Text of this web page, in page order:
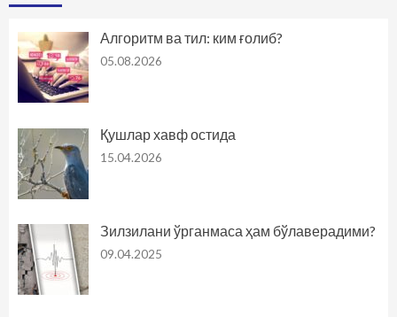
Алгоритм ва тил: ким ғолиб?
05.08.2026
Қушлар хавф остида
15.04.2026
Зилзилани ўрганмаса ҳам бўлаверадими?
09.04.2025